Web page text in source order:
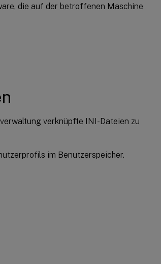
die auf der betroffenen Maschine
verknüpfte INI-Dateien zu
im Benutzerspeicher.